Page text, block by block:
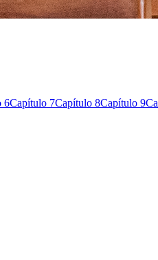
6Capítulo 7Capítulo 8Capítulo 9